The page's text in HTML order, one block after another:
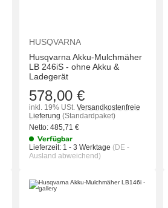
HUSQVARNA
Husqvarna Akku-Mulchmäher
LB 246iS - ohne Akku &
Ladegerät
578,00 €
inkl. 19% USt. Versandkostenfreie
Lieferung (Standardpaket)
Netto: 485,71 €
Verfügbar
Lieferzeit: 1 - 3 Werktage (DE -
Ausland abweichend)